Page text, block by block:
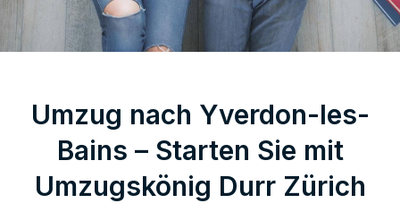
Umzug nach Yverdon-les-
Bains – Starten Sie mit
Umzugskönig Durr Zürich